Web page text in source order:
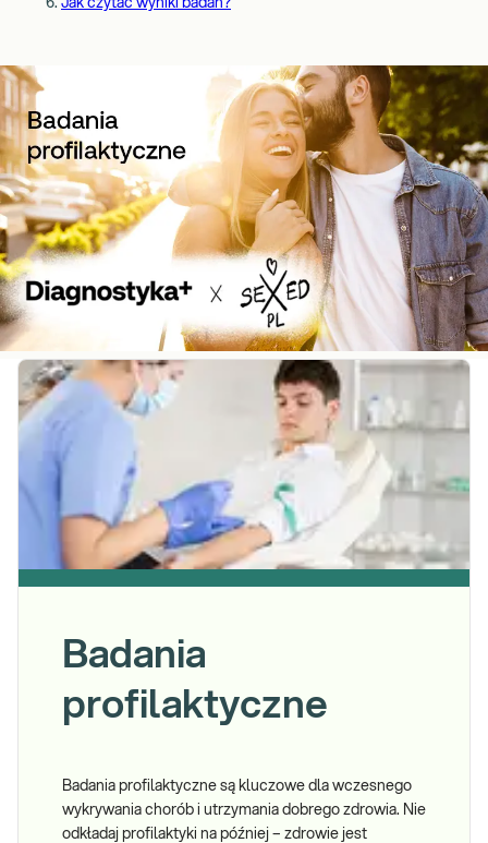
Badania
profilaktyczne
Badania profilaktyczne są kluczowe dla wczesnego
wykrywania chorób i utrzymania dobrego zdrowia. Nie
odkładaj profilaktyki na później – zdrowie jest